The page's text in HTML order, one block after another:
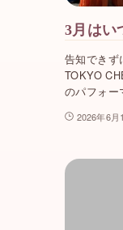
3月はい
告知できず
TOKYO
のパフォ
2026年6月